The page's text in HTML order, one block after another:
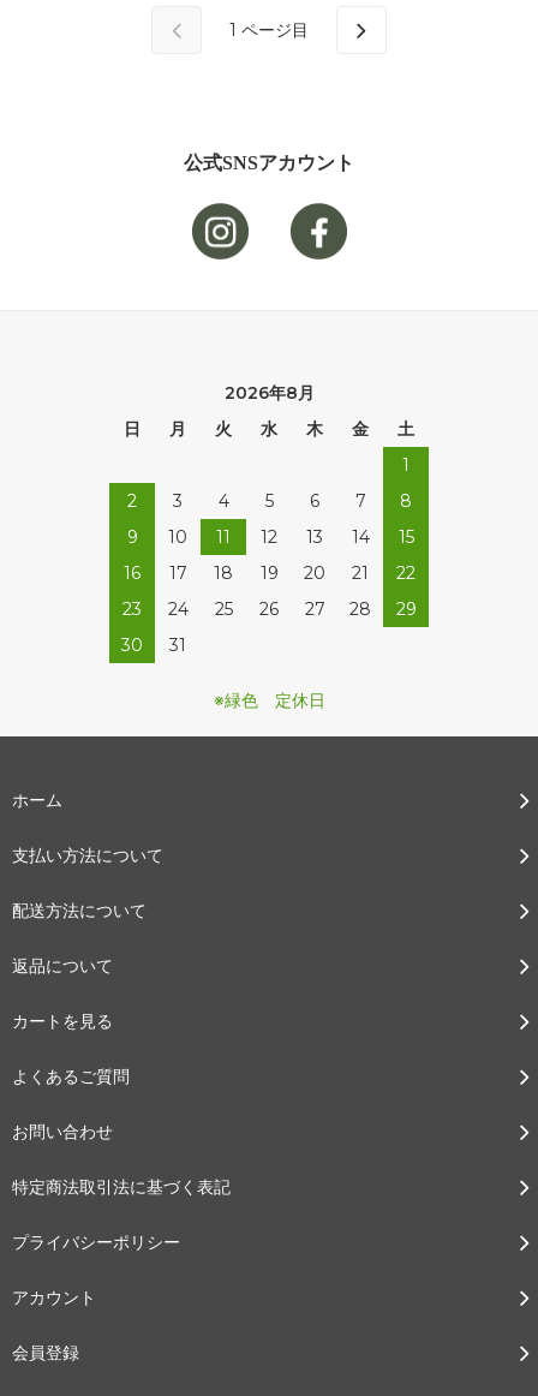
1 ページ目
公式SNSアカウント
2026年8月
日
月 火 水 木 金
土
1
2
3 4 5 6 7
8
9
10 11 12 13 14
15
16
17 18 19 20 21
22
23
24 25 26 27 28
29
30
31
※緑色 定休日
ホーム
支払い方法について
配送方法について
返品について
カートを見る
よくあるご質問
お問い合わせ
特定商法取引法に基づく表記
プライバシーポリシー
アカウント
会員登録